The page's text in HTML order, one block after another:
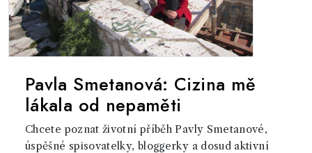
Pavla Smetanová: Cizina mě
lákala od nepaměti
Chcete poznat životní příběh Pavly Smetanové,
úspěšné spisovatelky, bloggerky a dosud aktivní